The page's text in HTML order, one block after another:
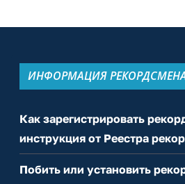
ИНФОРМАЦИЯ
Как зарегистрировать
инструкция от Реестра
Побить или установить